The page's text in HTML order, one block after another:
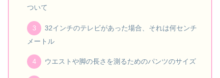
ついて
32インチのテレビがあった場合、それは何センチ
メートル
ウエストや脚の長さを測るためのパンツのサイズ